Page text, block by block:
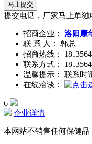
马上提交
提交电话，厂家马上单独
招商企业： 洛阳康
联 系 人： 郭总
招商热线：
联系方式：
温馨提示： 联系时
在线洽谈：
6
企业详情
本网站不销售任何保健品